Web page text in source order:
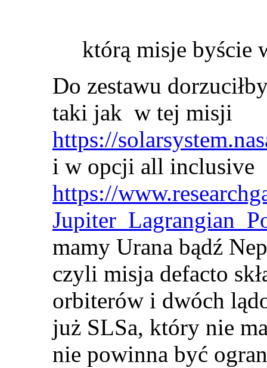
którą misje byście
Do zestawu
taki jak w tej misji
https://
i w opcji all inclusive
https://
mamy Urana bądź
czyli misja defacto
orbiterów i dwóch
już SLSa, który nie
nie powinna być